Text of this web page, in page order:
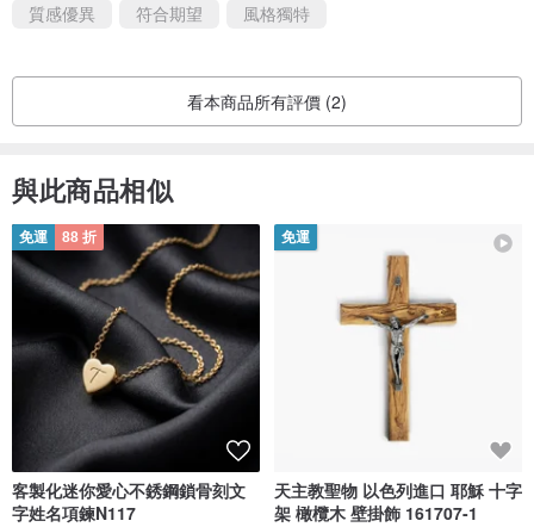
質感優異
符合期望 風格獨特
看本商品所有評價 (2)
與此商品相似
免運 88 折
客製化迷你愛心不銹鋼鎖骨刻文
字姓名項鍊N117
免運
天主教聖物 以色列進口 耶穌 十字
架 橄欖木 壁掛飾 161707-1